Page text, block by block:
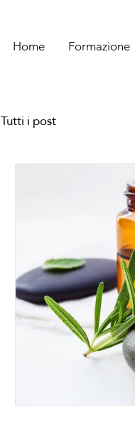
Home Formazione
Tutti i post